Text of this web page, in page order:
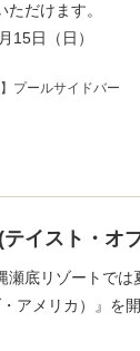
だけます。
15日（日）
】プールサイドバー
イスト・オ
瀬底リゾートでは
アメリカ）』を